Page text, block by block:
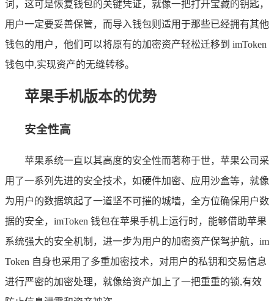
词，这可是恢复钱包的关键凭证，就像一把打开宝藏的钥匙，
用户一定要妥善保管，而导入钱包则适用于那些已经拥有其他
钱包的用户，他们可以将原有的加密资产轻松迁移到 imToken
钱包中,实现资产的无缝转移。
苹果手机版本的优势
安全性高
苹果系统一直以其高度的安全性而著称于世，苹果公司采
用了一系列先进的安全技术，如硬件加密、应用沙盒等，就像
为用户的数据筑起了一道坚不可摧的城墙，全方位确保用户数
据的安全，imToken 钱包在苹果手机上运行时，能够借助苹果
系统强大的安全机制，进一步为用户的加密资产保驾护航，im
Token 自身也采用了多重加密技术，对用户的私钥和交易信息
进行严密的加密处理，就像给资产加上了一把重重的锁,有效